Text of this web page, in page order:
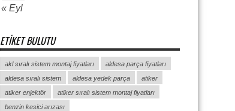
« Eyl
ETIKET BULUTU
akl sıralı sistem montaj fiyatları
aldesa parça fiyatları
aldesa sıralı sistem
aldesa yedek parça
atiker
atiker enjektör
atiker sıralı sistem montaj fiyatları
benzin kesici arızası